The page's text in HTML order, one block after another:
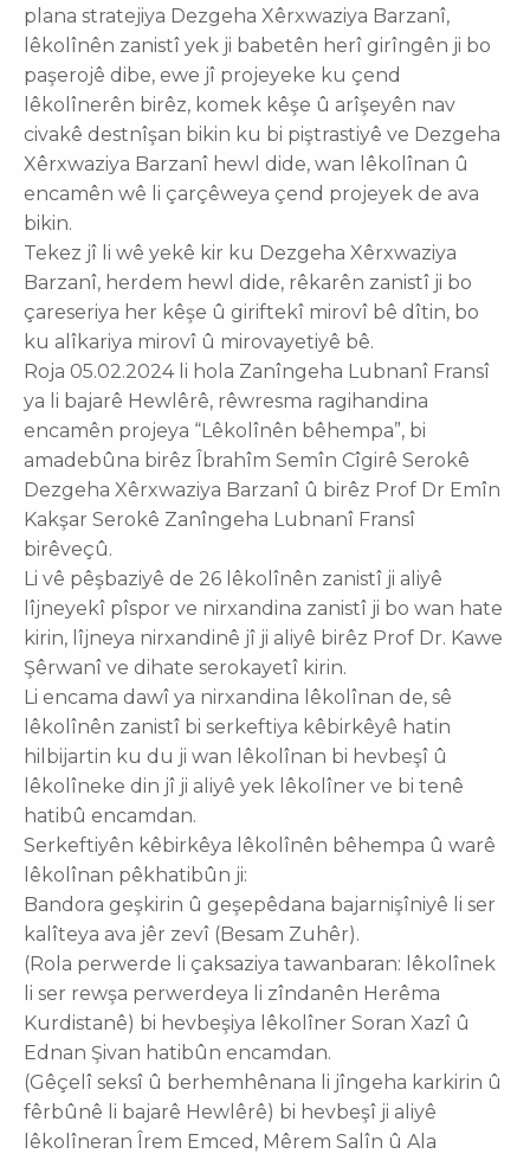
plana stratejiya Dezgeha Xêrxwaziya Barzanî,
lêkolînên zanistî yek ji babetên herî girîngên ji bo
paşerojê dibe, ewe jî projeyeke ku çend
lêkolînerên birêz, komek kêşe û arîşeyên nav
civakê destnîşan bikin ku bi piştrastiyê ve Dezgeha
Xêrxwaziya Barzanî hewl dide, wan lêkolînan û
encamên wê li çarçêweya çend projeyek de ava
bikin.
Tekez jî li wê yekê kir ku Dezgeha Xêrxwaziya
Barzanî, herdem hewl dide, rêkarên zanistî ji bo
çareseriya her kêşe û giriftekî mirovî bê dîtin, bo
ku alîkariya mirovî û mirovayetiyê bê.
Roja 05.02.2024 li hola Zanîngeha Lubnanî Fransî
ya li bajarê Hewlêrê, rêwresma ragihandina
encamên projeya “Lêkolînên bêhempa”, bi
amadebûna birêz Îbrahîm Semîn Cîgirê Serokê
Dezgeha Xêrxwaziya Barzanî û birêz Prof Dr Emîn
Kakşar Serokê Zanîngeha Lubnanî Fransî
birêveçû.
Li vê pêşbaziyê de 26 lêkolînên zanistî ji aliyê
lîjneyekî pîspor ve nirxandina zanistî ji bo wan hate
kirin, lîjneya nirxandinê jî ji aliyê birêz Prof Dr. Kawe
Şêrwanî ve dihate serokayetî kirin.
Li encama dawî ya nirxandina lêkolînan de, sê
lêkolînên zanistî bi serkeftiya kêbirkêyê hatin
hilbijartin ku du ji wan lêkolînan bi hevbeşî û
lêkolîneke din jî ji aliyê yek lêkolîner ve bi tenê
hatibû encamdan.
Serkeftiyên kêbirkêya lêkolînên bêhempa û warê
lêkolînan pêkhatibûn ji:
Bandora geşkirin û geşepêdana bajarnişîniyê li ser
kalîteya ava jêr zevî (Besam Zuhêr).
(Rola perwerde li çaksaziya tawanbaran: lêkolînek
li ser rewşa perwerdeya li zîndanên Herêma
Kurdistanê) bi hevbeşiya lêkolîner Soran Xazî û
Ednan Şivan hatibûn encamdan.
(Gêçelî seksî û berhemhênana li jîngeha karkirin û
fêrbûnê li bajarê Hewlêrê) bi hevbeşî ji aliyê
lêkolîneran Îrem Emced, Mêrem Salîn û Ala